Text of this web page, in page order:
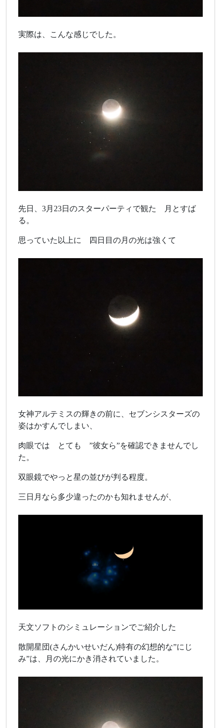
実際は、こんな感じでした。
先日、3月23日のスターパーティで観た 月とすば
る。
思っていた以上に 四日目の月の光は強くて
女神アルテミスの輝きの前に、セブンシスターズの
姿はかすんでしまい、
肉眼では とても ”彼女ら”を確認できませんでし
た。
双眼鏡でやっと星の並びが判る程度。
三日月なら多少違ったのかも知れませんが、
天文ソフトのシミュレーションでご紹介した
散開星団(さんかいせいだん)特有の幻想的な”にじ
み”は、月の光にかき消されていました。